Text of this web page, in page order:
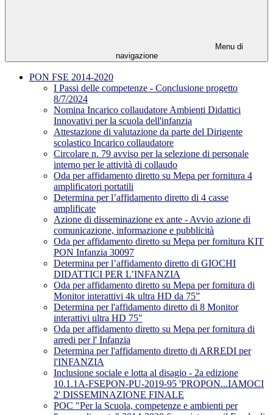
Menu di
navigazione
PON FSE 2014-2020
I Passi delle competenze - Conclusione progetto
8/7/2024
Nomina Incarico collaudatore Ambienti Didattici
Innovativi per la scuola dell'infanzia
Attestazione di valutazione da parte del Dirigente
scolastico Incarico collaudatore
Circolare n. 79 avviso per la selezione di personale
interno per le attività di collaudo
Oda per affidamento diretto su Mepa per fornitura 4
amplificatori portatili
Determina per l’affidamento diretto di 4 casse
amplificate
Azione di disseminazione ex ante - Avvio azione di
comunicazione, informazione e pubblicità
Oda per affidamento diretto su Mepa per fornitura KIT
PON Infanzia 30097
Determina per l’affidamento diretto di GIOCHI
DIDATTICI PER L’INFANZIA
Oda per affidamento diretto su Mepa per fornitura di
Monitor interattivi 4k ultra HD da 75”
Determina per l'affidamento diretto di 8 Monitor
interattivi ultra HD 75"
Oda per affidamento diretto su Mepa per fornitura di
arredi per l' Infanzia
Determina per l'affidamento diretto di ARREDI per
l'INFANZIA
Inclusione sociale e lotta al disagio - 2a edizione
10.1.1A-FSEPON-PU-2019-95 'PROPON...IAMOCI
2' DISSEMINAZIONE FINALE
POC "Per la Scuola, competenze e ambienti per